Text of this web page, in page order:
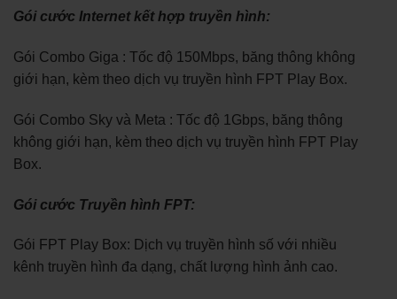
Gói cước Internet kết hợp truyền hình:
Gói Combo Giga : Tốc độ 150Mbps, băng thông không
giới hạn, kèm theo dịch vụ truyền hình FPT Play Box.
Gói Combo Sky và Meta : Tốc độ 1Gbps, băng thông
không giới hạn, kèm theo dịch vụ truyền hình FPT Play
Box.
Gói cước Truyền hình FPT:
Gói FPT Play Box: Dịch vụ truyền hình số với nhiều
kênh truyền hình đa dạng, chất lượng hình ảnh cao.